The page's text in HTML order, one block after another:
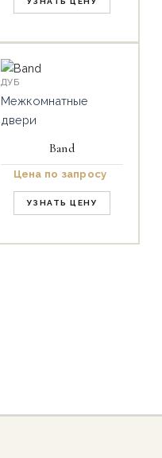
ДУБ
Межкомнатные
двери
Band
Цена по запросу
УЗНАТЬ ЦЕНУ